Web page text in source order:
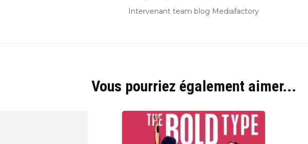
Intervenant team blog Mediafactory
Vous pourriez également aimer...